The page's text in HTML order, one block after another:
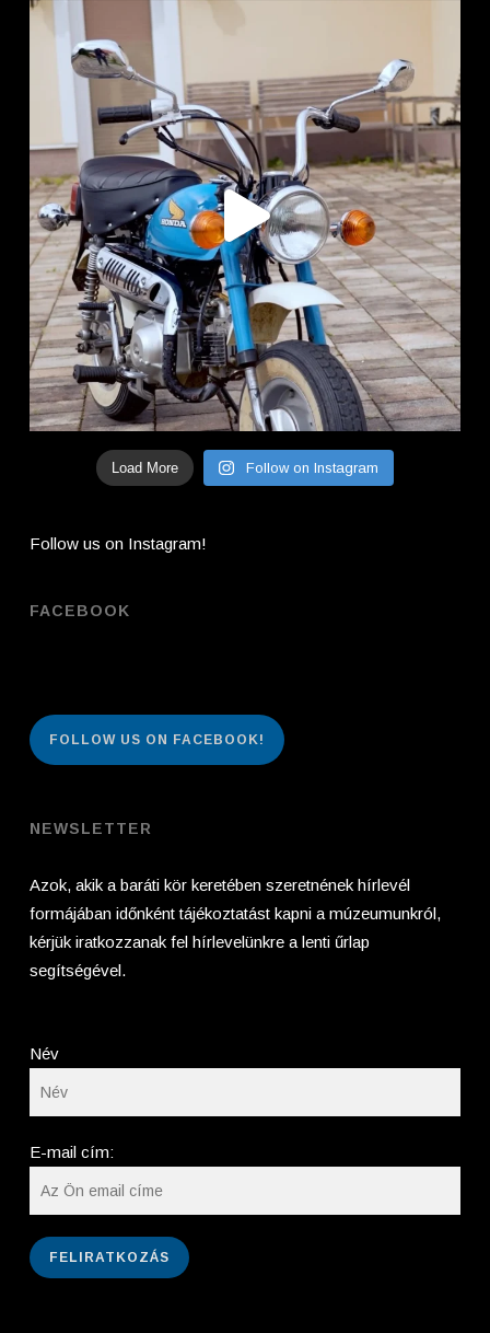
Load More Follow on Instagram
Follow us on Instagram!
FACEBOOK
FOLLOW US ON FACEBOOK!
NEWSLETTER
Azok, akik a baráti kör keretében szeretnének hírlevél
formájában időnként tájékoztatást kapni a múzeumunkról,
kérjük iratkozzanak fel hírlevelünkre a lenti űrlap
segítségével.
Név
E-mail cím: